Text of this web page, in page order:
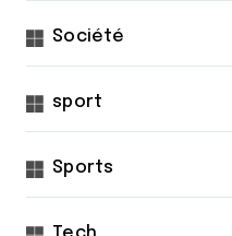
Société
sport
Sports